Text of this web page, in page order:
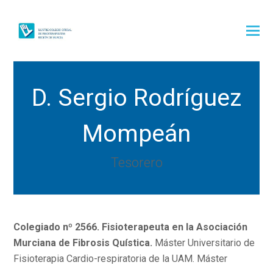
D. Sergio Rodríguez
Mompeán
Tesorero
Colegiado nº 2566. Fisioterapeuta en la Asociación
Murciana de Fibrosis Quística. Máster Universitario de
Fisioterapia Cardio-respiratoria de la UAM. Máster